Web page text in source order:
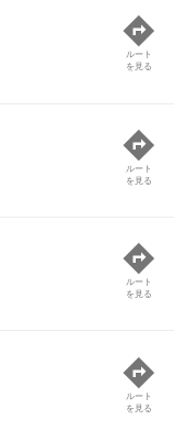
ルート
を見る
ルート
を見る
ルート
を見る
ルート
を見る